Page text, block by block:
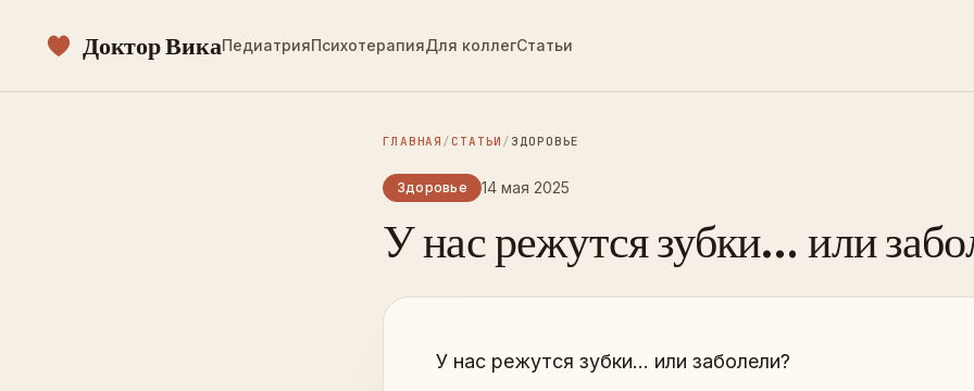
Доктор ВикаПедиатрияПсихотерапияДля коллегСтатьи
ГЛАВНАЯ /СТАТЬИ / ЗДОРОВЬЕ
Здоровье 14 мая 2025
У нас режутся зубки… или
У нас режутся зубки… или заболели?